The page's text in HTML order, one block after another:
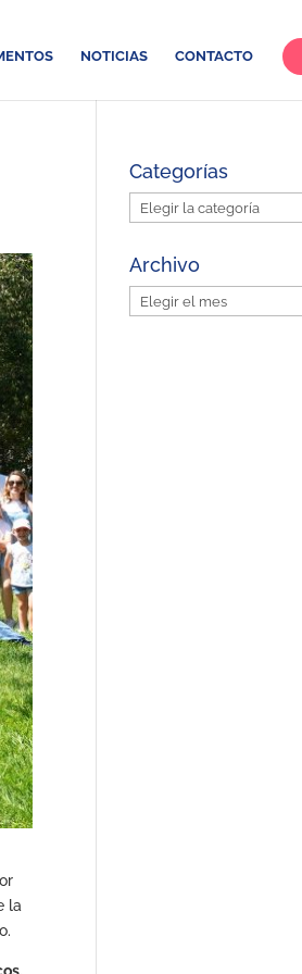
NOTICIAS CONTACTO
la
Categorías
Categorías
Archivo
Archivo